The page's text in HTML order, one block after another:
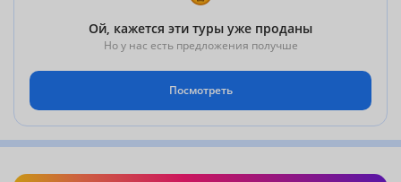
Ой, кажется эти туры уже проданы
Но у нас есть предложения получше
Посмотреть